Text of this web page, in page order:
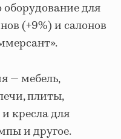
оборудование для
(+9%) и салонов
— мебель,
плиты,
кресла для
и другое.